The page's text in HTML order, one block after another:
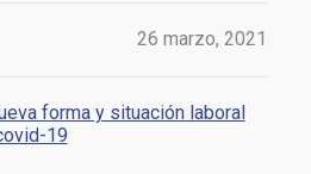
26 marzo, 2021